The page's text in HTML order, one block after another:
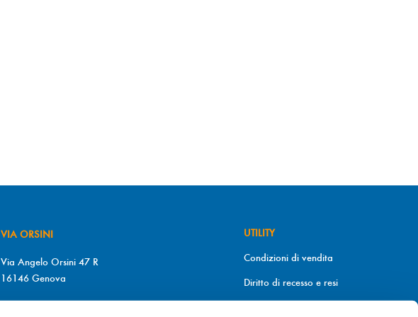
VIA ORSINI
Via Angelo Orsini 47 R
16146 Genova
UTILITY
Condizioni di vendita
Diritto di recesso e resi